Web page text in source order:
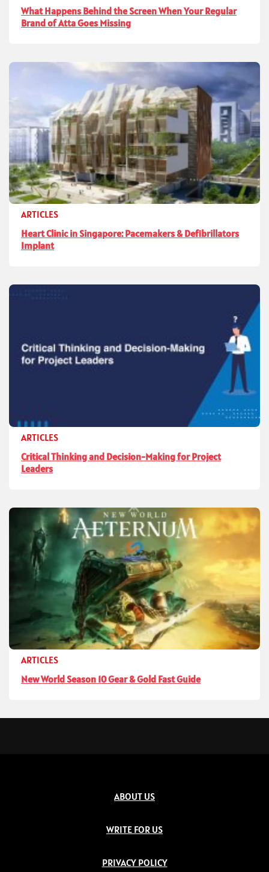
What Happens Behind the Screen When Your Regular
Brand of Atta Goes Missing
ARTICLES
Heart Clinic in Singapore: Pacemakers & Defibrillators
Implant
ARTICLES
Critical Thinking and Decision-Making for Project
Leaders
ARTICLES
New World Season 10 Gear & Gold Fast Guide
ABOUT US
WRITE FOR US
PRIVACY POLICY